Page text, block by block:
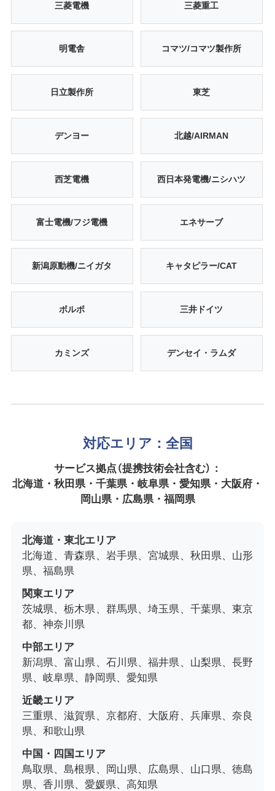
三菱電機 三菱重工
明電舎 コマツ/コマツ製作所
日立製作所 東芝
デンヨー 北越/AIRMAN
西芝電機 西日本発電機/ニシハツ
富士電機/フジ電機 エネサーブ
新潟原動機/ニイガタ キャタピラー/CAT
ボルボ 三井ドイツ
カミンズ デンセイ・ラムダ
対応エリア：全国
サービス拠点（提携技術会社含む）：
北海道・秋田県・千葉県・岐阜県・愛知県・大阪府・
岡山県・広島県・福岡県
北海道・東北エリア
北海道、青森県、岩手県、宮城県、秋田県、山形
県、福島県
関東エリア
茨城県、栃木県、群馬県、埼玉県、千葉県、東京
都、神奈川県
中部エリア
新潟県、富山県、石川県、福井県、山梨県、長野
県、岐阜県、静岡県、愛知県
近畿エリア
三重県、滋賀県、京都府、大阪府、兵庫県、奈良
県、和歌山県
中国・四国エリア
鳥取県、島根県、岡山県、広島県、山口県、徳島
県、香川県、愛媛県、高知県